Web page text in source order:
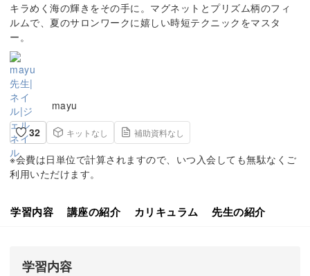
キラめく海の輝きをその手に。マグネットとプリズム柄のフィ
ルムで、夏のサロンワークに嬉しい時短テクニックをマスタ
ー。
mayu
32
キットなし 補助資料なし
※会費は日単位で計算されますので、いつ入会しても無駄なくご
利用いただけます。
学習内容 講座の紹介 カリキュラム 先生の紹介
学習内容